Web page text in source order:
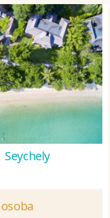
Seychely
osoba